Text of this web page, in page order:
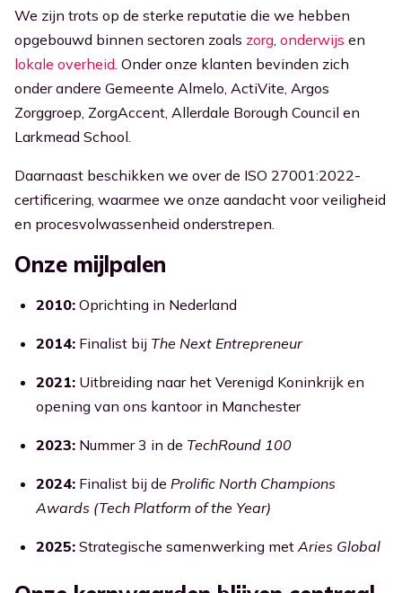
We zijn trots op de sterke reputatie die we hebben
opgebouwd binnen sectoren zoals zorg, onderwijs en
lokale overheid. Onder onze klanten bevinden zich
onder andere Gemeente Almelo, ActiVite, Argos
Zorggroep, ZorgAccent, Allerdale Borough Council en
Larkmead School.
Daarnaast beschikken we over de ISO 27001:2022-
certificering, waarmee we onze aandacht voor veiligheid
en procesvolwassenheid onderstrepen.
Onze mijlpalen
2010: Oprichting in Nederland
2014: Finalist bij The Next Entrepreneur
2021: Uitbreiding naar het Verenigd Koninkrijk en
opening van ons kantoor in Manchester
2023: Nummer 3 in de TechRound 100
2024: Finalist bij de Prolific North Champions
Awards (Tech Platform of the Year)
2025: Strategische samenwerking metAries Global